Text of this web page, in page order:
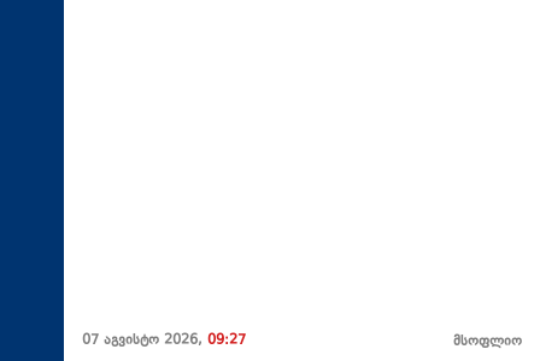
07 აგვისტო 2026, 09:27 მსოფლიო